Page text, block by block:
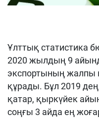
Ұлттық статистика
2020 жылдың 9
экспортының жалпы
құрады. Бұл 2019
қатар, қыркүйек
соңғы 3 айда ең